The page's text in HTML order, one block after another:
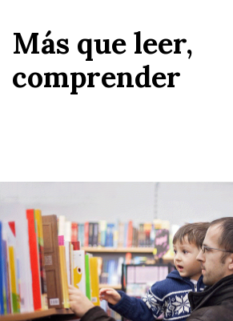
Más que leer,
comprender